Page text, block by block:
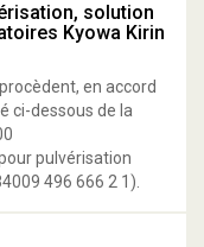
solution
Kyowa Kirin
en accord
ci-dessous de la
pulvérisation
496 666 2 1).